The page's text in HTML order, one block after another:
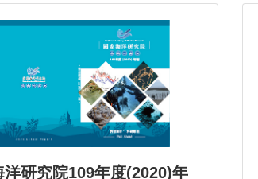
洋研究院109年度(2020)年